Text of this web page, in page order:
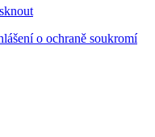
o ochraně soukromí